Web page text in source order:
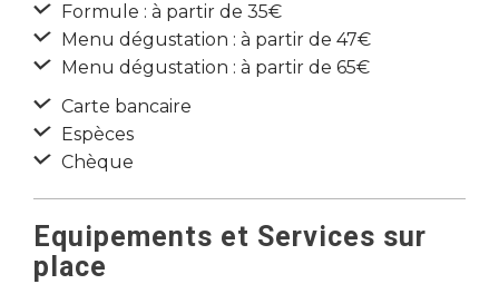
Formule : à partir de 35€
Menu dégustation : à partir de 47€
Menu dégustation : à partir de 65€
Carte bancaire
Espèces
Chèque
Equipements et Services sur
place